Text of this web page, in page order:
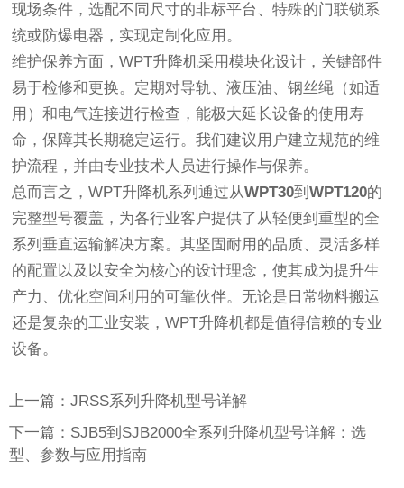
现场条件，选配不同尺寸的非标平台、特殊的门联锁系
统或防爆电器，实现定制化应用。
维护保养方面，WPT升降机采用模块化设计，关键部件
易于检修和更换。定期对导轨、液压油、钢丝绳（如适
用）和电气连接进行检查，能极大延长设备的使用寿
命，保障其长期稳定运行。我们建议用户建立规范的维
护流程，并由专业技术人员进行操作与保养。
总而言之，WPT升降机系列通过从WPT30到WPT120的
完整型号覆盖，为各行业客户提供了从轻便到重型的全
系列垂直运输解决方案。其坚固耐用的品质、灵活多样
的配置以及以安全为核心的设计理念，使其成为提升生
产力、优化空间利用的可靠伙伴。无论是日常物料搬运
还是复杂的工业安装，WPT升降机都是值得信赖的专业
设备。
上一篇：JRSS系列升降机型号详解
下一篇：SJB5到SJB2000全系列升降机型号详解：选
型、参数与应用指南